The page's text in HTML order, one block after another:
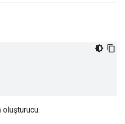
oluşturucu.